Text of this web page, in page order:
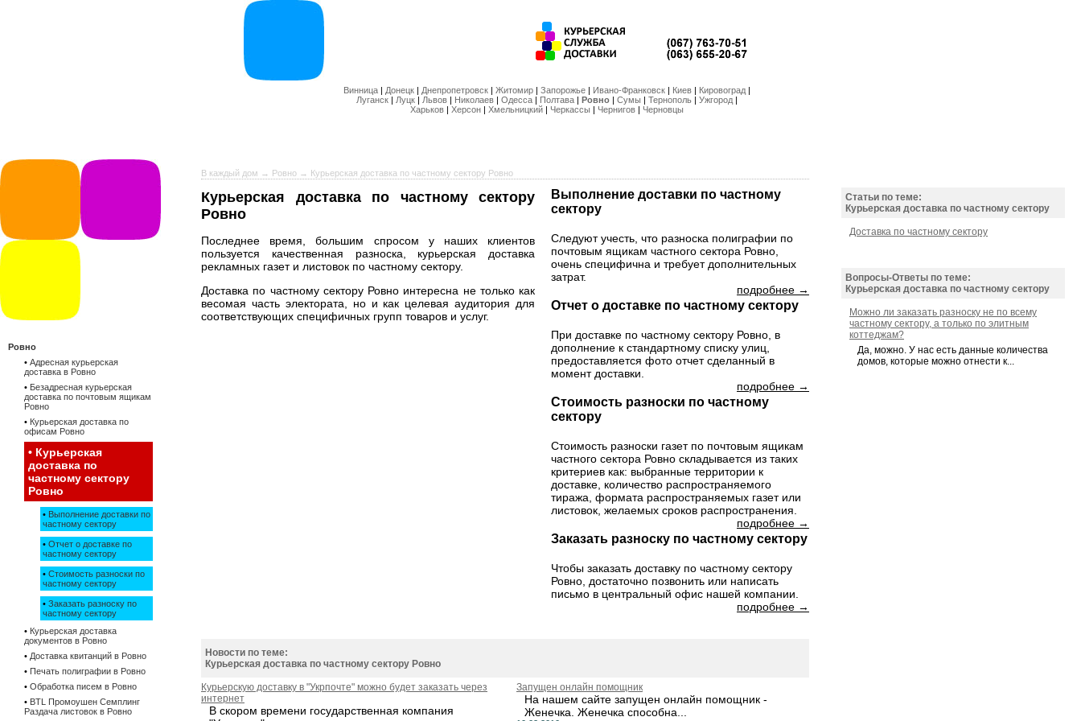
Винница | Донецк | Днепропетровск | Житомир | Запорожье | Ивано-Франковск | Киев | Кировоград |
Луганск | Луцк | Львов | Николаев | Одесса | Полтава | Ровно | Сумы | Тернополь | Ужгород |
Харьков | Херсон | Хмельницкий | Черкассы | Чернигов | Черновцы
Ровно
• Адресная курьерская
доставка в Ровно
• Безадресная курьерская
доставка по почтовым ящикам
Ровно
• Курьерская доставка по
офисам Ровно
• Курьерская
доставка по
частному сектору
Ровно
• Выполнение доставки по
частному сектору
• Отчет о доставке по
частному сектору
• Стоимость разноски по
частному сектору
• Заказать разноску по
частному сектору
• Курьерская доставка
документов в Ровно
• Доставка квитанций в Ровно
• Печать полиграфии в Ровно
• Обработка писем в Ровно
• BTL Промоушен Семплинг
Раздача листовок в Ровно
В каждый дом → Ровно → Курьерская доставка по частному сектору Ровно
Курьерская доставка по частному сектору
Ровно
Последнее время, большим спросом у наших клиентов
пользуется качественная разноска, курьерская доставка
рекламных газет и листовок по частному сектору.
Доставка по частному сектору Ровно интересна не только как
весомая часть электората, но и как целевая аудитория для
соответствующих специфичных групп товаров и услуг.
Выполнение доставки по частному
сектору
Следуют учесть, что разноска полиграфии по
почтовым ящикам частного сектора Ровно,
очень специфична и требует дополнительных
затрат.
подробнее →
Отчет о доставке по частному сектору
При доставке по частному сектору Ровно, в
дополнение к стандартному списку улиц,
предоставляется фото отчет сделанный в
момент доставки.
подробнее →
Стоимость разноски по частному
сектору
Стоимость разноски газет по почтовым ящикам
частного сектора Ровно складывается из таких
критериев как: выбранные территории к
доставке, количество распространяемого
тиража, формата распространяемых газет или
листовок, желаемых сроков распространения.
подробнее →
Заказать разноску по частному сектору
Чтобы заказать доставку по частному сектору
Ровно, достаточно позвонить или написать
письмо в центральный офис нашей компании.
подробнее →
Новости по теме:
Курьерская доставка по частному сектору Ровно
Курьерскую доставку в "Укрпочте" можно будет заказать через
интернет
В скором времени государственная компания
Запущен онлайн помощник
На нашем сайте запущен онлайн помощник -
Женечка. Женечка способна...
Статьи по теме:
Курьерская доставка по частному сектору
Доставка по частному сектору
Вопросы-Ответы по теме:
Курьерская доставка по частному сектору
Можно ли заказать разноску не по всему
частному сектору, а только по элитным
коттеджам?
Да, можно. У нас есть данные количества
домов, которые можно отнести к...